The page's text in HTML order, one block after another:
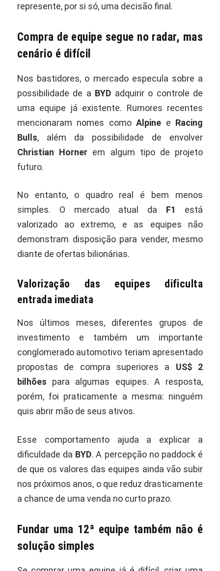
represente, por si só, uma decisão final.
Compra de equipe segue no radar, mas
cenário é difícil
Nos bastidores, o mercado especula sobre a
possibilidade de a BYD adquirir o controle de
uma equipe já existente. Rumores recentes
mencionaram nomes comoAlpine e Racing
Bulls, além da possibilidade de envolver
Christian Horner em algum tipo de projeto
futuro.
No entanto, o quadro real é bem menos
simples. O mercado atual da F1
está
valorizado ao extremo, e as equipes não
demonstram disposição para vender, mesmo
diante de ofertas bilionárias.
Valorização das equipes dificulta
entrada imediata
Nos últimos meses, diferentes grupos de
investimento e também um importante
conglomerado automotivo teriam apresentado
propostas de compra superiores a US$ 2
bilhões para algumas equipes. A resposta,
porém, foi praticamente a mesma: ninguém
quis abrir mão de seus ativos.
Esse comportamento ajuda a explicar a
dificuldade da BYD. A percepção no paddock é
de que os valores das equipes ainda vão subir
nos próximos anos, o que reduz drasticamente
a chance de uma venda no curto prazo.
Fundar uma 12ª equipe também não é
solução simples